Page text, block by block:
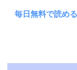
毎日無料で読め